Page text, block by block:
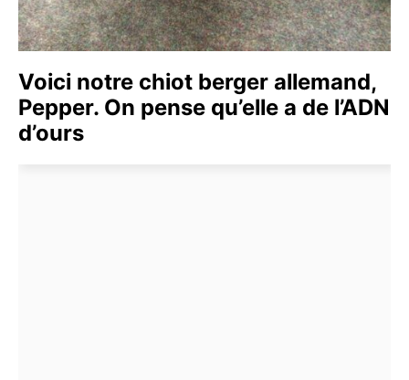
Voici notre chiot berger allemand,
Pepper. On pense qu’elle a de l’ADN
d’ours